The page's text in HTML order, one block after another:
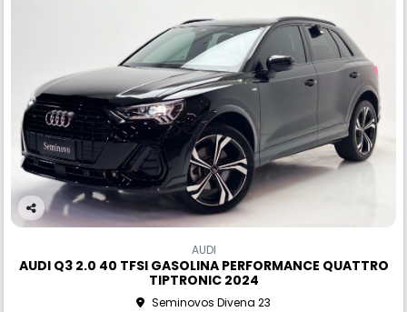
Co
rtil
AUDI
AUDI Q3 2.0 40 TFSI GASOLINA PERFORMANCE QUATTRO
TIPTRONIC 2024
Seminovos Divena 23